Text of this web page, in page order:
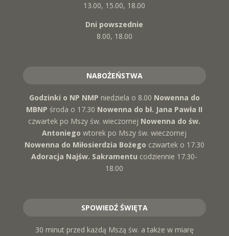
13.00, 15.00, 18.00
Dni powszednie
8.00, 18.00
NABOŻEŃSTWA
Godzinki o NP NMP niedziela o 8.00 Nowenna do
MBNP środa o 17.30 Nowenna do bł. Jana Pawła II
czwartek po Mszy św. wieczornej Nowenna do św.
Antoniegowtorek po Mszy św. wieczornej
Nowenna do Miłosierdzia Bożego czwartek o 17.30
Adoracja Najśw. Sakramentu codziennie 17.30-
18.00
SPOWIEDŹ ŚWIĘTA
30 minut przed każdą Mszą św. a także w miarę